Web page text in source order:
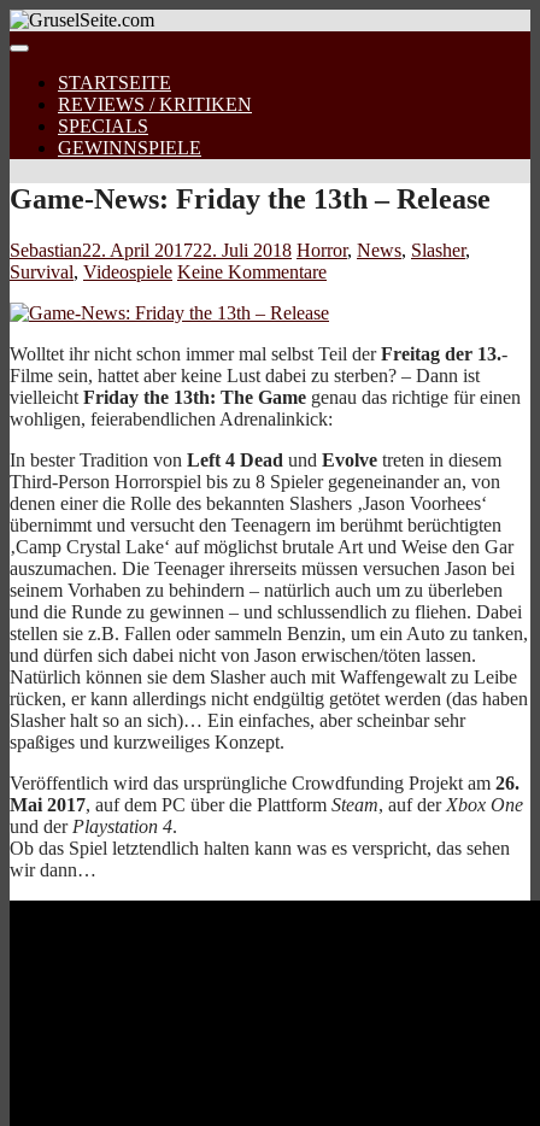
STARTSEITE
REVIEWS / KRITIKEN
SPECIALS
GEWINNSPIELE
Game-News: Friday the 13th – Release
Sebastian22. April 201722. Juli 2018 Horror, News, Slasher,
Survival, Videospiele Keine Kommentare
Wolltet ihr nicht schon immer mal selbst Teil derFreitag der 13.-
Filme sein, hattet aber keine Lust dabei zu sterben? – Dann ist
vielleicht Friday the 13th: The Game genau das richtige für einen
wohligen, feierabendlichen Adrenalinkick:
In bester Tradition von Left 4 Dead und Evolve treten in diesem
Third-Person Horrorspiel bis zu 8 Spieler gegeneinander an, von
denen einer die Rolle des bekannten Slashers ‚Jason Voorhees‘
übernimmt und versucht den Teenagern im berühmt berüchtigten
‚Camp Crystal Lake‘ auf möglichst brutale Art und Weise den Gar
auszumachen. Die Teenager ihrerseits müssen versuchen Jason bei
seinem Vorhaben zu behindern – natürlich auch um zu überleben
und die Runde zu gewinnen – und schlussendlich zu fliehen. Dabei
stellen sie z.B. Fallen oder sammeln Benzin, um ein Auto zu tanken,
und dürfen sich dabei nicht von Jason erwischen/töten lassen.
Natürlich können sie dem Slasher auch mit Waffengewalt zu Leibe
rücken, er kann allerdings nicht endgültig getötet werden (das haben
Slasher halt so an sich)… Ein einfaches, aber scheinbar sehr
spaßiges und kurzweiliges Konzept.
Veröffentlich wird das ursprüngliche Crowdfunding Projekt am 26.
Mai 2017, auf dem PC über die Plattform Steam, auf der Xbox One
und der Playstation 4.
Ob das Spiel letztendlich halten kann was es verspricht, das sehen
wir dann…